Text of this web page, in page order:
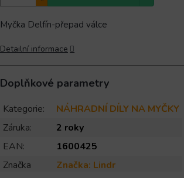
Myčka Delfín-přepad válce
Detailní informace
Doplňkové parametry
Kategorie:
NÁHRADNÍ DÍLY NA MYČKY
Záruka:
2 roky
EAN:
1600425
Značka
Značka: Lindr